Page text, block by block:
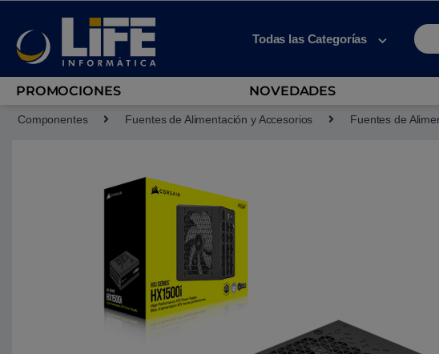
Todas las Categorías
PROMOCIONES NOVEDADES
Componentes Fuentes de Alimentación y Accesorios Fuentes de